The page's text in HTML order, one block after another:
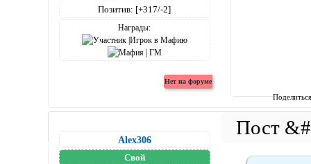
Позитив: [+317/-2]
Награды:
Alex306
Свой